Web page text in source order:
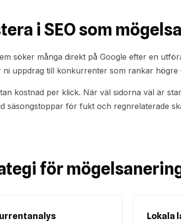
i SEO som
söker många direkt på Google efter en
uppdrag till konkurrenter som rankar högre
kostnad per klick. När väl sidorna väl är
säsongstoppar för fukt och regnrelaterade
för
Lokala